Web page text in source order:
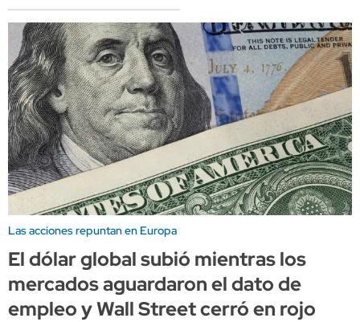
Las acciones repuntan en Europa
El dólar global subió mientras los
mercados aguardaron el dato de
empleo y Wall Street cerró en rojo